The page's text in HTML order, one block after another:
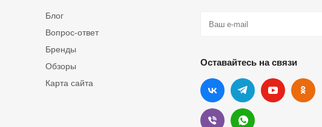
Блог
Вопрос-ответ
Бренды
Обзоры
Карта сайта
Оставайтесь на связи